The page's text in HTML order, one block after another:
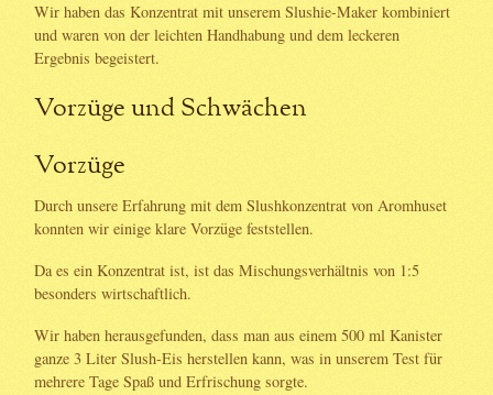
Wir haben das Konzentrat mit unserem Slushie-Maker kombiniert
und waren von der leichten Handhabung und dem leckeren
Ergebnis begeistert.
Vorzüge und Schwächen
Vorzüge
Durch unsere Erfahrung mit dem Slushkonzentrat von Aromhuset
konnten wir einige klare Vorzüge feststellen.
Da es ein Konzentrat ist, ist das Mischungsverhältnis von 1:5
besonders wirtschaftlich.
Wir haben herausgefunden, dass man aus einem 500 ml Kanister
ganze 3 Liter Slush-Eis herstellen kann, was in unserem Test für
mehrere Tage Spaß und Erfrischung sorgte.